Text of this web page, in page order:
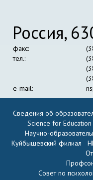
Россия,
факс:
тел.:
e-mail:
Сведения об
Science for
Научно-
Куйбышевский филиал
Совет по